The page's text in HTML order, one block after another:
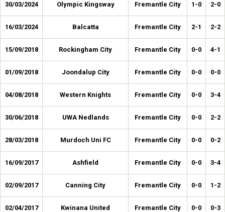
30/03/2024 Olympic Kingsway Fremantle City 1-0 2-0
16/03/2024 Balcatta Fremantle City 2-1 2-2
15/09/2018 Rockingham City Fremantle City 0-0 4-1
01/09/2018 Joondalup City Fremantle City 0-0 0-0
04/08/2018 Western Knights Fremantle City 0-0 3-4
30/06/2018 UWA Nedlands Fremantle City 0-0 2-2
28/03/2018 Murdoch Uni FC Fremantle City 0-0 0-2
16/09/2017 Ashfield Fremantle City 0-0 3-4
02/09/2017 Canning City Fremantle City 0-0 1-2
02/04/2017 Kwinana United Fremantle City 0-0 0-3